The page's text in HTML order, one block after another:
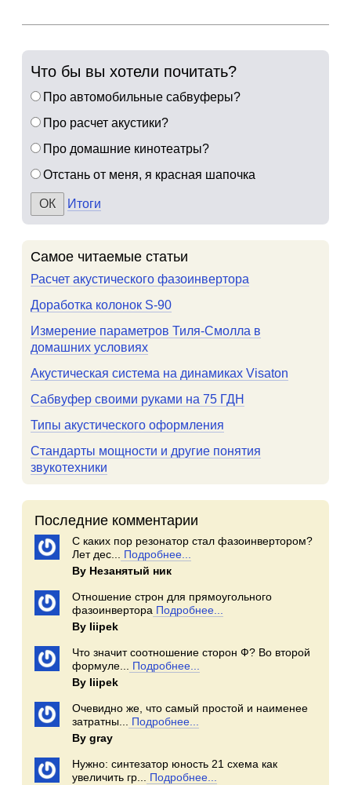
Что бы вы хотели почитать?
Про автомобильные сабвуферы?
Про расчет акустики?
Про домашние кинотеатры?
Отстань от меня, я красная шапочка
Итоги
Самое читаемые статьи
Расчет акустического фазоинвертора
Доработка колонок S-90
Измерение параметров Тиля-Смолла в
домашних условиях
Акустическая система на динамиках Visaton
Сабвуфер своими руками на 75 ГДН
Типы акустического оформления
Стандарты мощности и другие понятия
звукотехники
Последние комментарии
С каких пор резонатор стал фазоинвертором?
Лет дес...
Подробнее...
By Незанятый ник
Отношение строн для прямоугольного
фазоинвертора Подробнее...
By Iiipek
Что значит соотношение сторон Ф? Во второй
формуле...
Подробнее...
By Iiipek
Очевидно же, что самый простой и наименее
затратны...
Подробнее...
By gray
Нужно: синтезатор юность 21 схема как
увеличить гр...
Подробнее...